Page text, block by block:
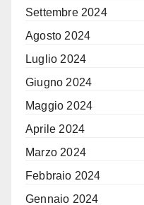
Settembre 2024
Agosto 2024
Luglio 2024
Giugno 2024
Maggio 2024
Aprile 2024
Marzo 2024
Febbraio 2024
Gennaio 2024